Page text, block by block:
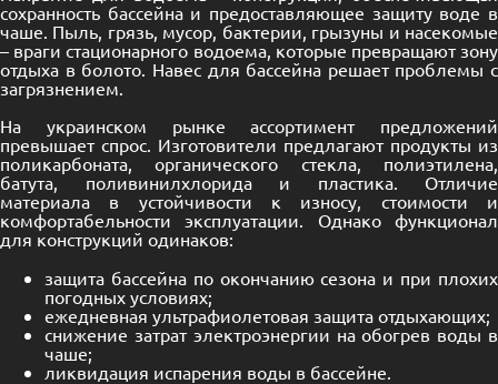
сохранность бассейна и предоставляющее защиту воде в
чаше. Пыль, грязь, мусор, бактерии, грызуны и насекомые
– враги стационарного водоема, которые превращают зону
отдыха в болото. Навес для бассейна решает проблемы с
загрязнением.
На украинском рынке ассортимент предложений
превышает спрос. Изготовители предлагают продукты из
поликарбоната, органического стекла, полиэтилена,
батута, поливинилхлорида и пластика. Отличие
материала в устойчивости к износу, стоимости и
комфортабельности эксплуатации. Однако функционал
для конструкций одинаков:
защита бассейна по окончанию сезона и при плохих
погодных условиях;
ежедневная ультрафиолетовая защита отдыхающих;
снижение затрат электроэнергии на обогрев воды в
чаше;
ликвидация испарения воды в бассейне.